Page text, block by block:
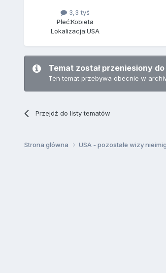
3,3 tyś
Płeć:Kobieta
Lokalizacja:USA
Temat został przeniesiony
Ten temat przebywa obecnie w
Przejdź do listy tematów
Strona główna USA - pozostałe wizy